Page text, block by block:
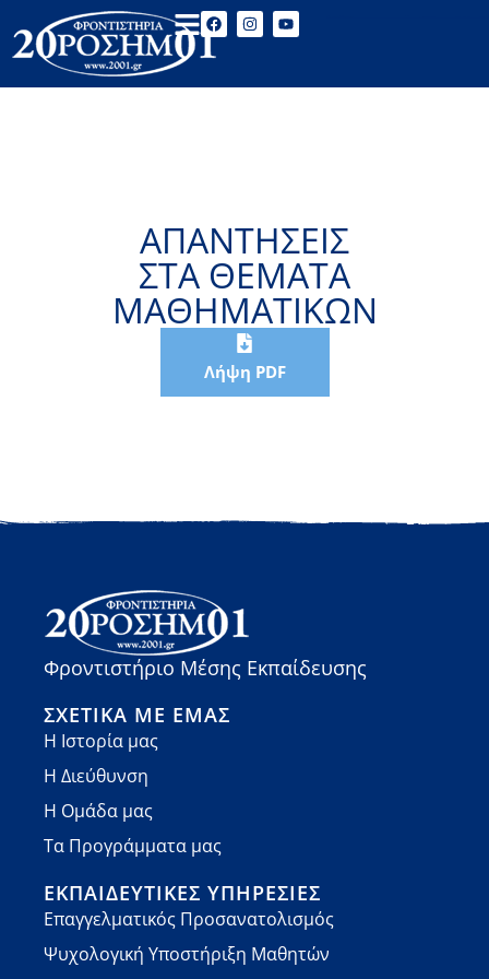
ΑΠΑΝΤΗΣΕΙΣ
ΣΤΑ ΘΕΜΑΤΑ
ΜΑΘΗΜΑΤΙΚΩΝ
Λήψη PDF
Φροντιστήριο Μέσης Εκπαίδευσης
ΣΧΕΤΙΚΆ ΜΕ ΕΜΆΣ
Η Ιστορία μας
Η Διεύθυνση
Η Ομάδα μας
Τα Προγράμματα μας
ΕΚΠΑΙΔΕΥΤΙΚΈΣ ΥΠΗΡΕΣΊΕΣ
Επαγγελματικός Προσανατολισμός
Ψυχολογική Υποστήριξη Μαθητών